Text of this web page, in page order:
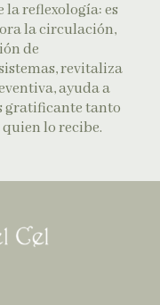
reflexología: es
la circulación,
de
revitaliza
ayuda a
gratificante tanto
lo recibe.